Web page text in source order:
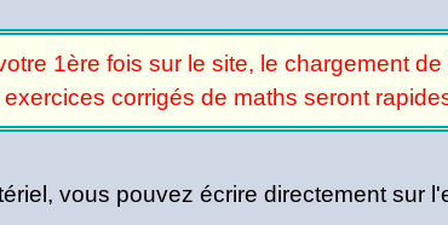
1ère fois sur le site, le chargement
corrigés de maths seront
vous pouvez écrire directement sur